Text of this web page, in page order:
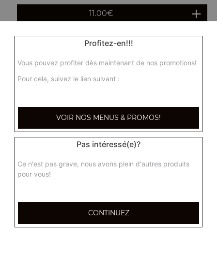
11.00€
Ha cao maison 5 pcs
9.00€
Plateau varié pour 4 personnes
(4 nems maisons,4 nems tao, 4 beignets de crevettes, 4
samoussas)
Profitez-en!!!
Vous pouvez profiter dès maintenant de nos promotions!
Pour cela, suivez le lien suivant :
VOIR NOS MENUS & PROMOS!
Pas intéressé(e)?
Ce n'est pas grave, nous avons plein d'autres produits
pour vous!
CONTINUEZ